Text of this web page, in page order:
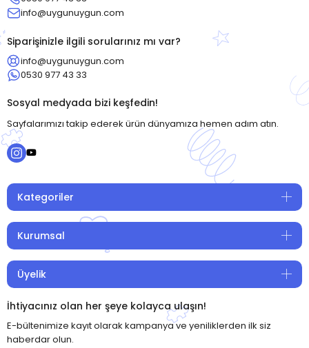
Kategoriler
Kurumsal
Üyelik
İhtiyacınız olan her şeye kolayca ulaşın!
E-bültenimize kayıt olarak kampanya ve yeniliklerden ilk siz
haberdar olun.
info@uygunuygun.com
Siparişinizle ilgili sorularınız mı var?
info@uygunuygun.com
0530 977 43 33
Sosyal medyada bizi keşfedin!
Sayfalarımızı takip ederek ürün dünyamıza hemen adım atın.